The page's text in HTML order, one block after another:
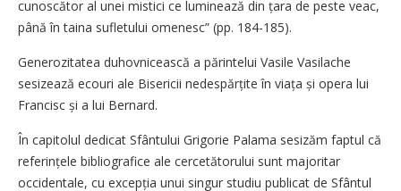
cunoscător al unei mistici ce luminează din țara de peste veac,
până în taina sufletului omenesc” (pp. 184-185).
Generozitatea duhovnicească a părintelui Vasile Vasilache
sesizează ecouri ale Bisericii nedespăr­țite în viața și opera lui
Francisc și a lui Bernard.
În capitolul dedicat Sfântului Grigorie Palama sesizăm faptul că
referințele bibliografice ale cercetătorului sunt majoritar
occidentale, cu excepția unui singur studiu publicat de Sfântul